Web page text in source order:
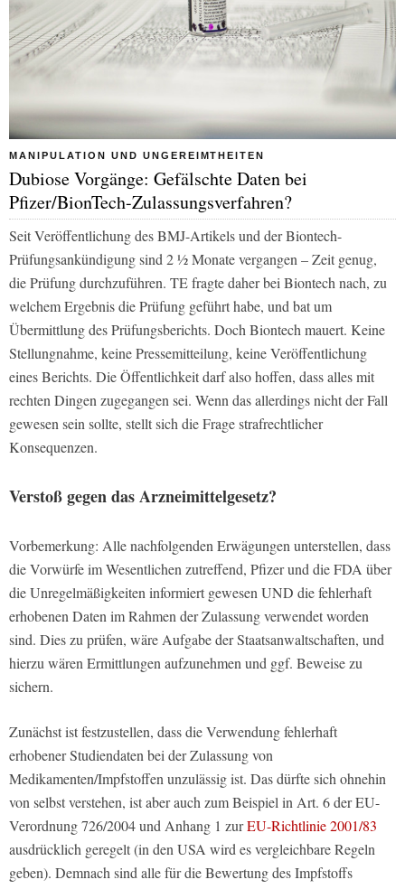
MANIPULATION UND UNGEREIMTHEITEN
Dubiose Vorgänge: Gefälschte Daten bei
Pfizer/BionTech-Zulassungsverfahren?
Seit Veröffentlichung des BMJ-Artikels und der Biontech-
Prüfungsankündigung sind 2 ½ Monate vergangen – Zeit genug,
die Prüfung durchzuführen. TEfragte daher bei Biontech nach, zu
welchem Ergebnis die Prüfung geführt habe, und bat um
Übermittlung des Prüfungsberichts. Doch Biontech mauert. Keine
Stellungnahme, keine Pressemitteilung, keine Veröffentlichung
eines Berichts. Die Öffentlichkeit darf also hoffen, dass alles mit
rechten Dingen zugegangen sei. Wenn das allerdings nicht der Fall
gewesen sein sollte, stellt sich die Frage strafrechtlicher
Konsequenzen.
Verstoß gegen das Arzneimittelgesetz?
Vorbemerkung: Alle nachfolgenden Erwägungen unterstellen, dass
die Vorwürfe im Wesentlichen zutreffend, Pfizer und die FDA über
die Unregelmäßigkeiten informiert gewesen UND die fehlerhaft
erhobenen Daten im Rahmen der Zulassung verwendet worden
sind. Dies zu prüfen, wäre Aufgabe der Staatsanwaltschaften, und
hierzu wären Ermittlungen aufzunehmen und ggf. Beweise zu
sichern.
Zunächst ist festzustellen, dass die Verwendung fehlerhaft
erhobener Studiendaten bei der Zulassung von
Medikamenten/Impfstoffen unzulässig ist. Das dürfte sich ohnehin
von selbst verstehen, ist aber auch zum Beispiel in Art. 6 der EU-
Verordnung 726/2004 und Anhang 1 zurEU-Richtlinie 2001/83
ausdrücklich geregelt (in den USA wird es vergleichbare Regeln
geben). Demnach sind alle für die Bewertung des Impfstoffs